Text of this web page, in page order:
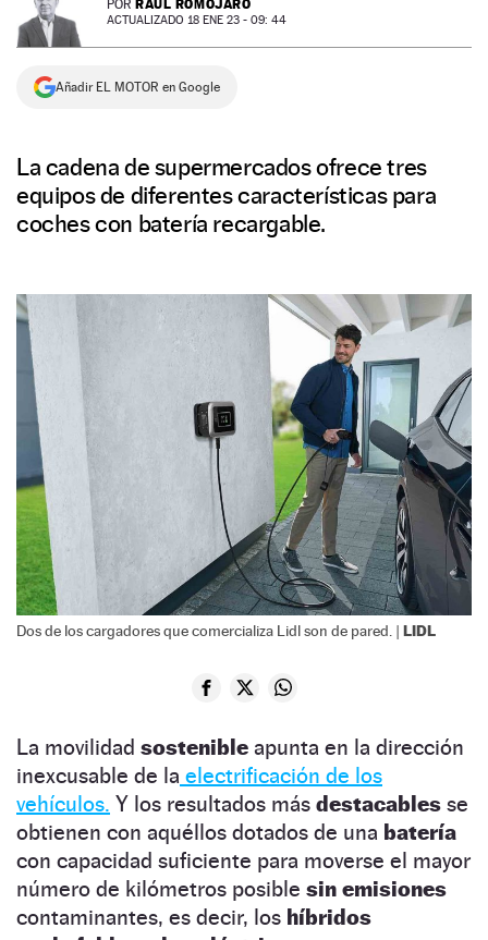
NEWSLETTER
SÍGUENOS
POR RAÚL ROMOJARO
ACTUALIZADO 18 ENE 23 - 09: 44
Añadir EL MOTOR en Google
La cadena de supermercados ofrece tres
equipos de diferentes características para
coches con batería recargable.
Dos de los cargadores que comercializa Lidl son de pared. | LIDL
La movilidad sostenible apunta en la dirección
inexcusable de la electrificación de los
vehículos. Y los resultados más destacables se
obtienen con aquéllos dotados de una batería
con capacidad suficiente para moverse el mayor
número de kilómetros posible sin emisiones
contaminantes, es decir, los híbridos